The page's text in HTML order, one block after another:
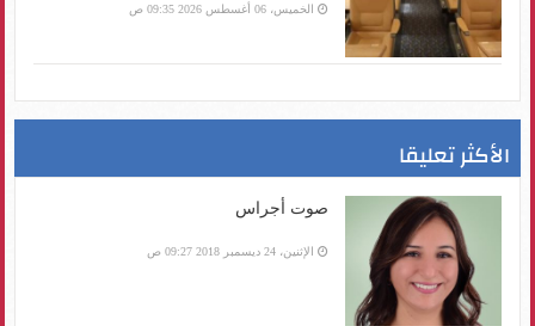
الخميس، 06 أغسطس 2026 09:35 ص
الأكثر تعليقا
صوت أجراس
الإثنين، 24 ديسمبر 2018 09:27 ص